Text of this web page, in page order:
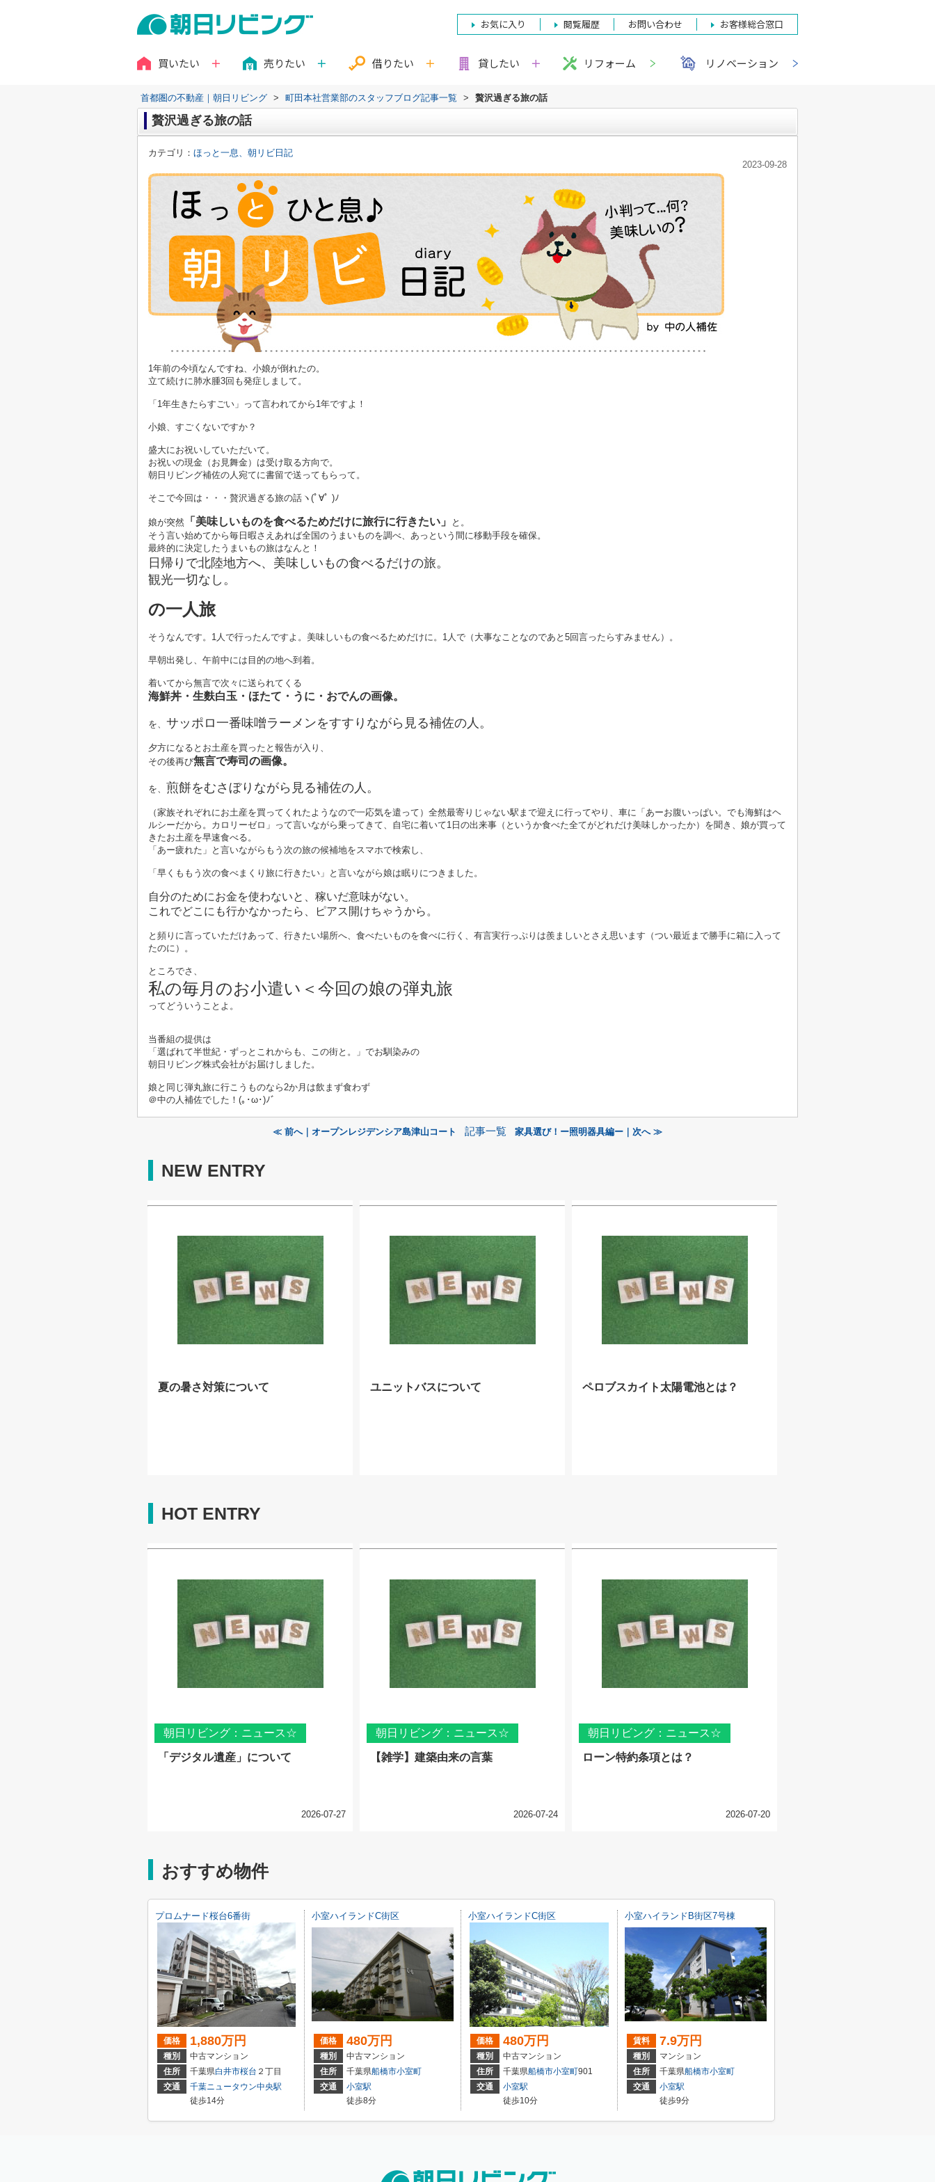
お気に入り 閲覧履歴 お問い合わせ お客様総合窓口
買いたい 売りたい 借りたい 貸したい リフォーム リノベーション
首都圏の不動産｜朝日リビング > 町田本社営業部のスタッフブログ記事一覧 > 贅沢過ぎる旅の話
贅沢過ぎる旅の話
カテゴリ： ほっと一息、朝リビ日記
2023-09-28
1年前の今頃なんですね、小娘が倒れたの。
立て続けに肺水腫3回も発症しまして。
「1年生きたらすごい」って言われてから1年ですよ！
小娘、すごくないですか？
盛大にお祝いしていただいて。
お祝いの現金（お見舞金）は受け取る方向で。
朝日リビング補佐の人宛てに書留で送ってもらって。
そこで今回は・・・贅沢過ぎる旅の話ヽ(ﾟ∀ﾟ )ﾉ
娘が突然 「美味しいものを食べるためだけに旅行に行きたい」
と。
そう言い始めてから毎日暇さえあれば全国のうまいものを調べ、あっという間に移動手段を確保。
最終的に決定したうまいもの旅はなんと！
日帰りで北陸地方へ、美味しいもの食べるだけの旅。
観光一切なし。
の一人旅
そうなんです。1人で行ったんですよ。美味しいもの食べるためだけに。1人で（大事なことなのであと5回言ったらすみません）。
早朝出発し、午前中には目的の地へ到着。
着いてから無言で次々に送られてくる
海鮮丼・生麩白玉・ほたて・うに・おでんの画像。
を、 サッポロ一番味噌ラーメンをすすりながら見る補佐の人。
夕方になるとお土産を買ったと報告が入り、
その後再び無言で寿司の画像。
を、 煎餅をむさぼりながら見る補佐の人。
（家族それぞれにお土産を買ってくれたようなので一応気を遣って）全然最寄りじゃない駅まで迎えに行ってやり、車に「あーお腹いっぱい。でも海鮮はヘ
ルシーだから。カロリーゼロ」って言いながら乗ってきて、自宅に着いて1日の出来事（というか食べた全てがどれだけ美味しかったか）を聞き、娘が買って
きたお土産を早速食べる。
「あー疲れた」と言いながらもう次の旅の候補地をスマホで検索し、
「早くももう次の食べまくり旅に行きたい」と言いながら娘は眠りにつきました。
自分のためにお金を使わないと、稼いだ意味がない。
これでどこにも行かなかったら、ピアス開けちゃうから。
と頻りに言っていただけあって、行きたい場所へ、食べたいものを食べに行く、有言実行っぷりは羨ましいとさえ思います（つい最近まで勝手に箱に入って
たのに）。
ところでさ、
私の毎月のお小遣い＜今回の娘の弾丸旅
ってどういうことよ。
当番組の提供は
「選ばれて半世紀・ずっとこれからも、この街と。」でお馴染みの
朝日リビング株式会社がお届けしました。
娘と同じ弾丸旅に行こうものなら2か月は飲まず食わず
＠中の人補佐でした！(｡･ω･)ﾉﾞ
≪ 前へ｜オープンレジデンシア島津山コート 記事一覧 家具選び！ー照明器具編ー｜次へ ≫
NEW ENTRY
夏の暑さ対策について ユニットバスについて ペロブスカイト太陽電池とは？
HOT ENTRY
朝日リビング：ニュース☆
「デジタル遺産」について
2026-07-27
朝日リビング：ニュース☆
【雑学】建築由来の言葉
2026-07-24
朝日リビング：ニュース☆
ローン特約条項とは？
2026-07-20
おすすめ物件
プロムナード桜台6番街
価格 1,880万円
種別
中古マンション
住所
千葉県白井市桜台 ２丁目
交通
千葉ニュータウン中央駅
徒歩14分
小室ハイランドC街区
価格 480万円
種別
中古マンション
住所
千葉県船橋市小室町
交通
小室駅
徒歩8分
小室ハイランドC街区
価格 480万円
種別
中古マンション
住所
千葉県船橋市小室町901
交通
小室駅
徒歩10分
小室ハイランドB街区7号棟
賃料 7.9万円
種別
マンション
住所
千葉県船橋市小室町
交通
小室駅
徒歩9分